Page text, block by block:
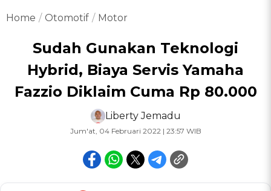
Home Otomotif Motor
Sudah Gunakan Teknologi
Hybrid, Biaya Servis Yamaha
Fazzio Diklaim Cuma Rp 80.000
Liberty Jemadu
Jum'at, 04 Februari 2022 | 23:57 WIB